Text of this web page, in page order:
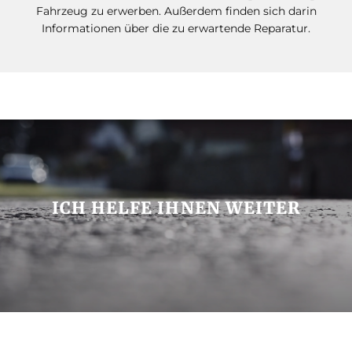
Fahrzeug zu erwerben. Außerdem finden sich darin
Informationen über die zu erwartende Reparatur.
ICH HELFE IHNEN WEITER